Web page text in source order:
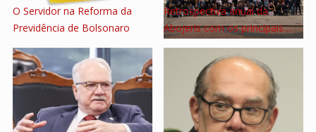
O Servidor na Reforma da
Previdência de Bolsonaro
Retrospectiva anual da
Abojeris com os principais…